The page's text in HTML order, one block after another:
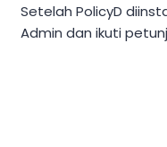
Setelah PolicyD
Admin dan ikuti